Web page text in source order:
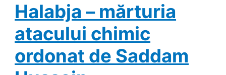
Halabja – mărturia
atacului chimic
ordonat de Saddam